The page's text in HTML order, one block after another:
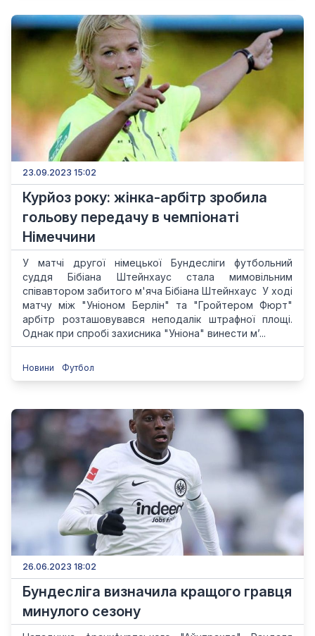
23.09.2023 15:02
Курйоз року: жінка-арбітр зробила
гольову передачу в чемпіонаті
Німеччини
У матчі другої німецької Бундесліги футбольний
суддя Бібіана Штейнхаус стала мимовільним
співавтором забитого м'яча Бібіана Штейнхаус У ході
матчу між "Уніоном Берлін" та "Гройтером Фюрт"
арбітр розташовувався неподалік штрафної площі.
Однак при спробі захисника "Уніона" винести м’...
Новини Футбол
26.06.2023 18:02
Бундесліга визначила кращого гравця
минулого сезону